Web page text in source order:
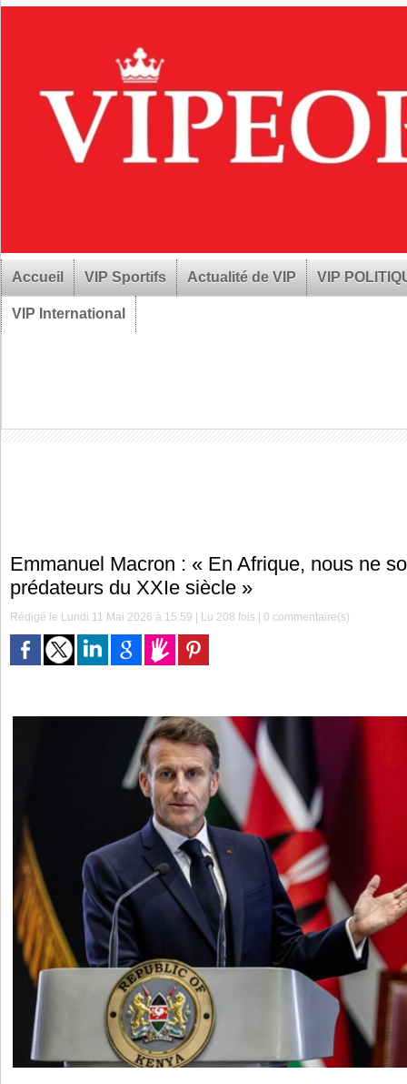
Accueil VIP Sportifs Actualité de VIP VIP
VIP International
Emmanuel Macron : « En Afrique, nous ne
prédateurs du XXIe siècle »
Rédigé le Lundi 11 Mai 2026 à 15:59 | Lu 208 fois |0 commentaire(s)